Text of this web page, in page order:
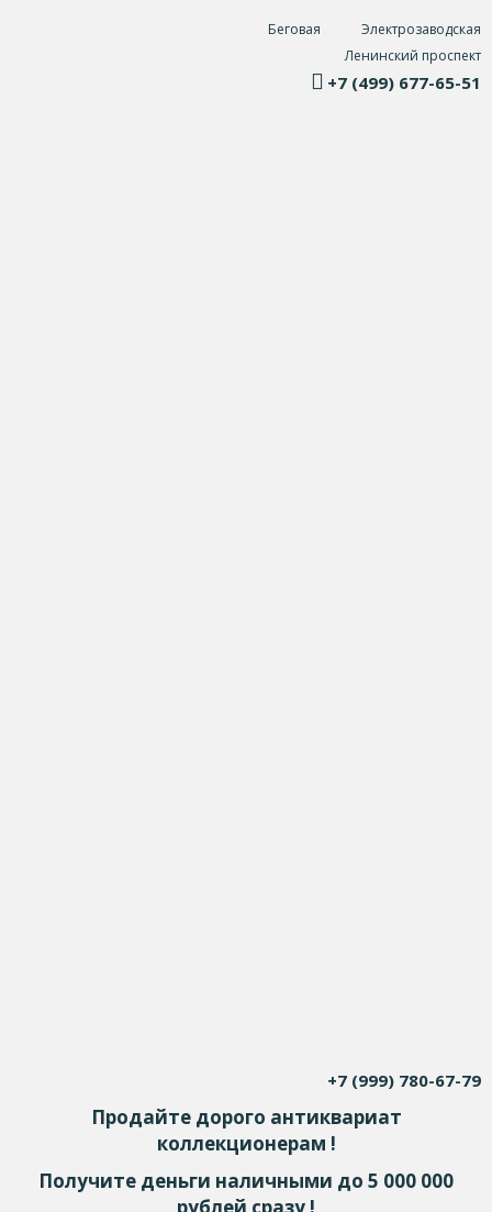
Беговая
Электрозаводская
Ленинский проспект
+7 (499) 677-65-51
+7 (999) 780-67-79
Продайте дорого антиквариат
коллекционерам !
Получите деньги наличными до 5 000 000
рублей сразу !